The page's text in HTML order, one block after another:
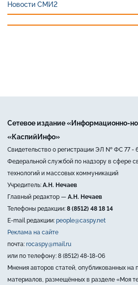
Новости СМИ2
Сетевое издание «Информационно-
«КаспийИнфо»
Свидетельство о регистрации ЭЛ № ФС 77 -
Федеральной службой по надзору в сфере
технологий и массовых коммуникаций
Учредитель: А.Н. Нечаев
Главный редактор — А.Н. Нечаев
Телефоны редакции: 8 (8512) 48 18 14
E-mail редакции: people@caspy.net
Реклама на сайте
почта: rocaspy@mail.ru
или по телефону: 8 (8512) 48-18-06
Мнения авторов статей, опубликованных
материалов, размещённых в разделе «Моя